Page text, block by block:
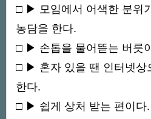
□ ▶ 모임에서 어색한 분위
농담을 한다.
□ ▶ 손톱을 물어뜯는 버릇
□ ▶ 혼자 있을 땐 인터넷상
한다.
□ ▶ 쉽게 상처 받는 편이다.